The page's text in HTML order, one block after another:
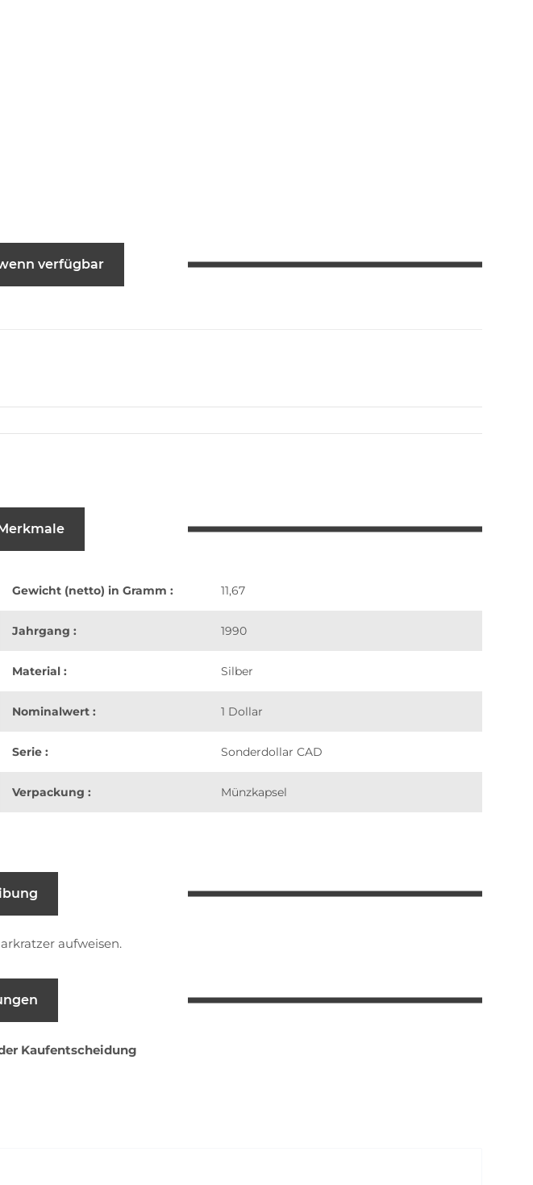
verfügbar
Gewicht (netto) in Gramm : 11,67
Jahrgang : 1990
Material : Silber
Nominalwert : 1 Dollar
Serie : Sonderdollar CAD
Verpackung : Münzkapsel
aufweisen.
Kaufentscheidung